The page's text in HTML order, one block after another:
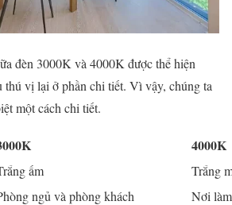
đèn 3000K và 4000K được thể hiện
thú vị lại ở phần chi tiết. Vì vậy, chúng ta
một cách chi tiết.
4000K
ấm
Trắng
ngủ và phòng khách
Nơi